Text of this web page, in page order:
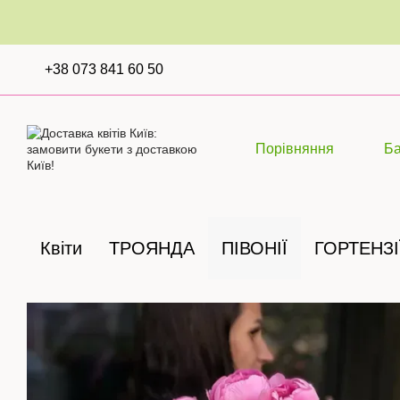
+38 073 841 60 50
Порівняння
Квіти ТРОЯНДА ПІВОНІЇ